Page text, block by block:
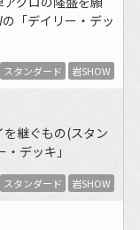
「デイリー・デッ
スタンダード 岩SHOW
継ぐもの(スタン
デッキ」
スタンダード 岩SHOW